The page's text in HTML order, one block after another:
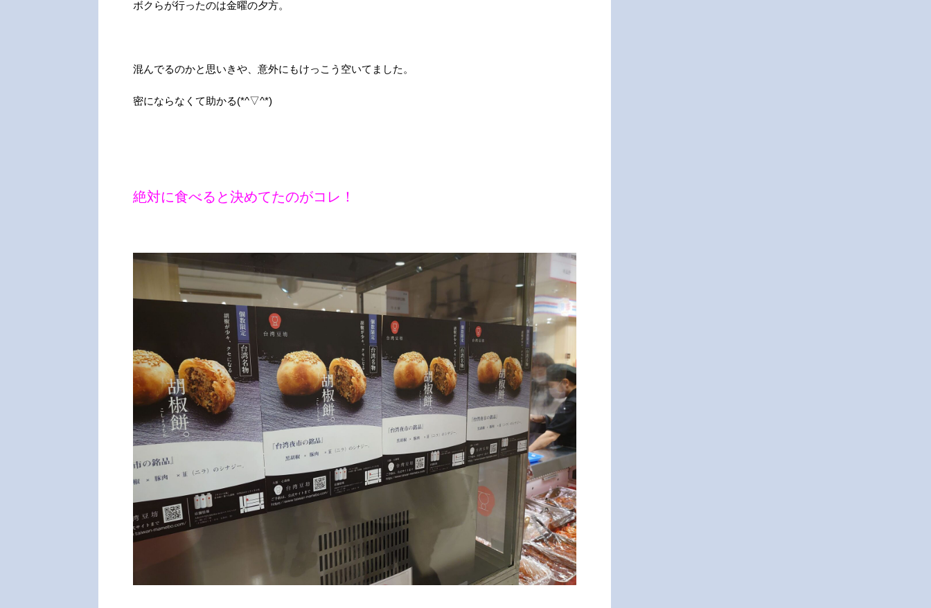
ボクらが行ったのは金曜の夕方。
混んでるのかと思いきや、意外にもけっこう空いてました。
密にならなくて助かる(*^▽^*)
絶対に食べると決めてたのがコレ！